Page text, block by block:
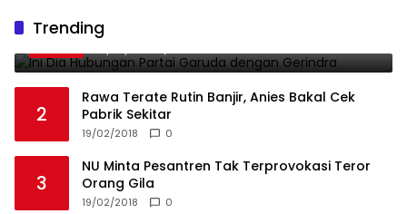
Trending
1
Gerindra
2
Rawa Terate Rutin Banjir, Anies Bakal Cek
Pabrik Sekitar
19/02/2018 0
3
NU Minta Pesantren Tak Terprovokasi Teror
Orang Gila
19/02/2018 0